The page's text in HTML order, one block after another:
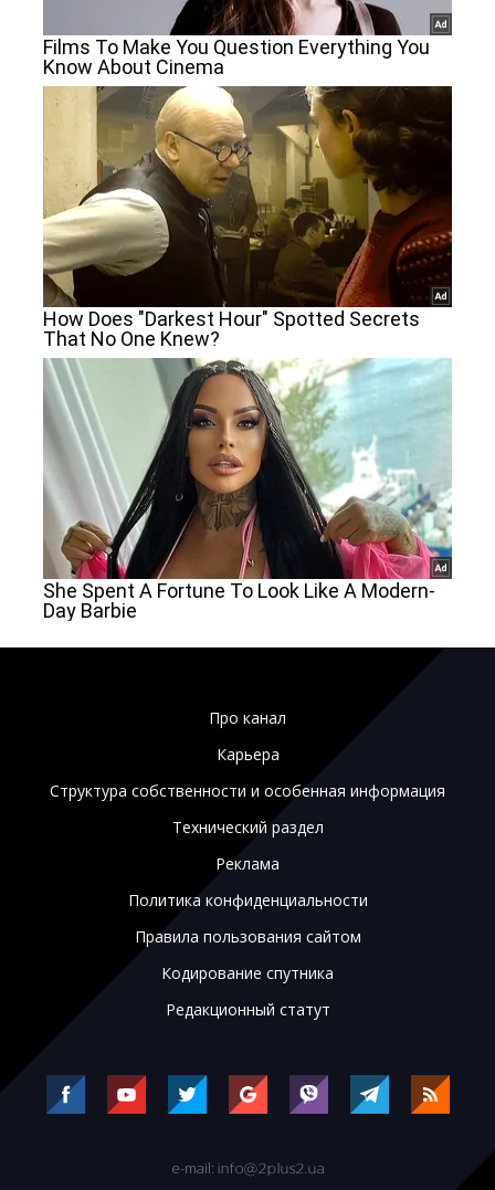
Про канал
Карьера
Структура собственности и особенная информация
Технический раздел
Реклама
Политика конфиденциальности
Правила пользования сайтом
Кодирование спутника
Редакционный статут
e-mail: